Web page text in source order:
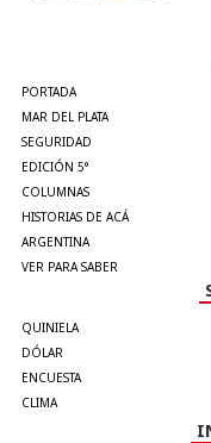
PORTADA
MAR DEL PLATA
SEGURIDAD
EDICIÓN 5°
COLUMNAS
HISTORIAS DE ACÁ
ARGENTINA
VER PARA SABER
QUINIELA
DÓLAR
ENCUESTA
CLIMA